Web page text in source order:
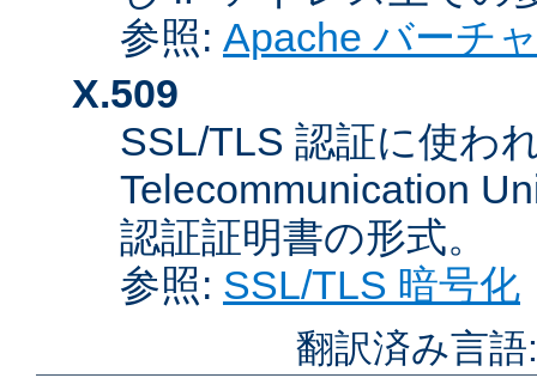
参照: Apache バーチ
X.509
SSL/TLS 認証に使わ
Telecommunication
認証証明書の形式。
参照: SSL/TLS 暗号化
翻訳済み言